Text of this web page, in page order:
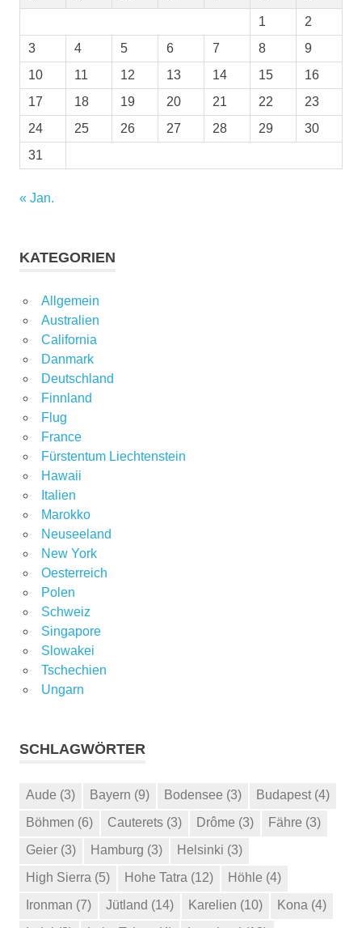
1
2
3
4 5 6 7 8
9
10
11 12 13 14 15
16
17
18 19 20 21 22
23
24
25 26 27 28 29
30
31
« Jan.
KATEGORIEN
Allgemein
Australien
California
Danmark
Deutschland
Finnland
Flug
France
Fürstentum Liechtenstein
Hawaii
Italien
Marokko
Neuseeland
New York
Oesterreich
Polen
Schweiz
Singapore
Slowakei
Tschechien
Ungarn
SCHLAGWÖRTER
Aude (3) Bayern (9) Bodensee (3) Budapest (4)
Böhmen (6) Cauterets (3) Drôme (3) Fähre (3)
Geier (3) Hamburg (3) Helsinki (3)
High Sierra (5) Hohe Tatra (12) Höhle (4)
Ironman (7) Jütland (14) Karelien (10) Kona (4)